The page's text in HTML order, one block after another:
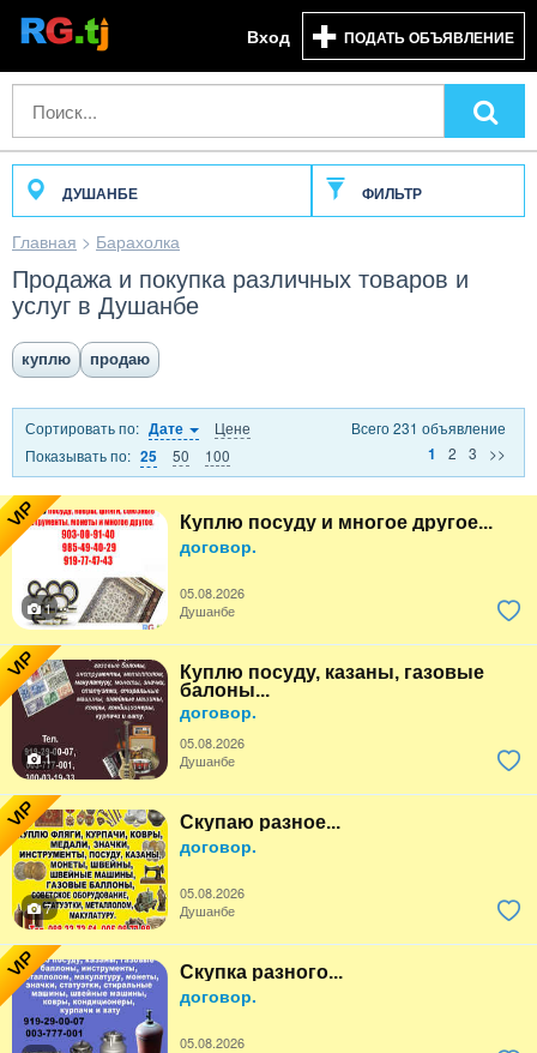
Вход ПОДАТЬ ОБЪЯВЛЕНИЕ
ДУШАНБЕ ФИЛЬТР
Главная > Барахолка
Продажа и покупка различных товаров и
услуг в Душанбе
куплю продаю
Сортировать по: Дате
Цене
Показывать по: 25 50 100
Всего 231 объявление
1
2 3 >>
VIP Куплю посуду и многое другое...
договор.
05.08.2026
1
Душанбе
VIP
Куплю посуду, казаны, газовые
балоны...
договор.
05.08.2026
1
Душанбе
VIP Скупаю разное...
договор.
05.08.2026
7
Душанбе
VIP Скупка разного...
договор.
05.08.2026